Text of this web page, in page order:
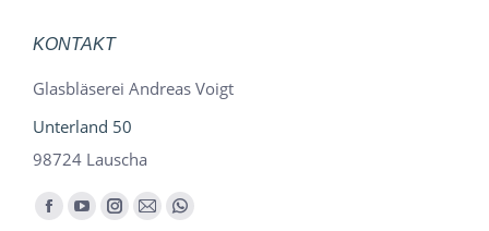
KONTAKT
Glasbläserei Andreas Voigt
Unterland 50
98724 Lauscha
Finden Sie uns auf:
Facebook
YouTubeInstagram
E-
Whatsapp